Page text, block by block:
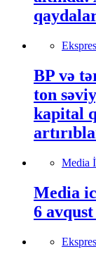
BP və
ton
kapital
Media
Media
6